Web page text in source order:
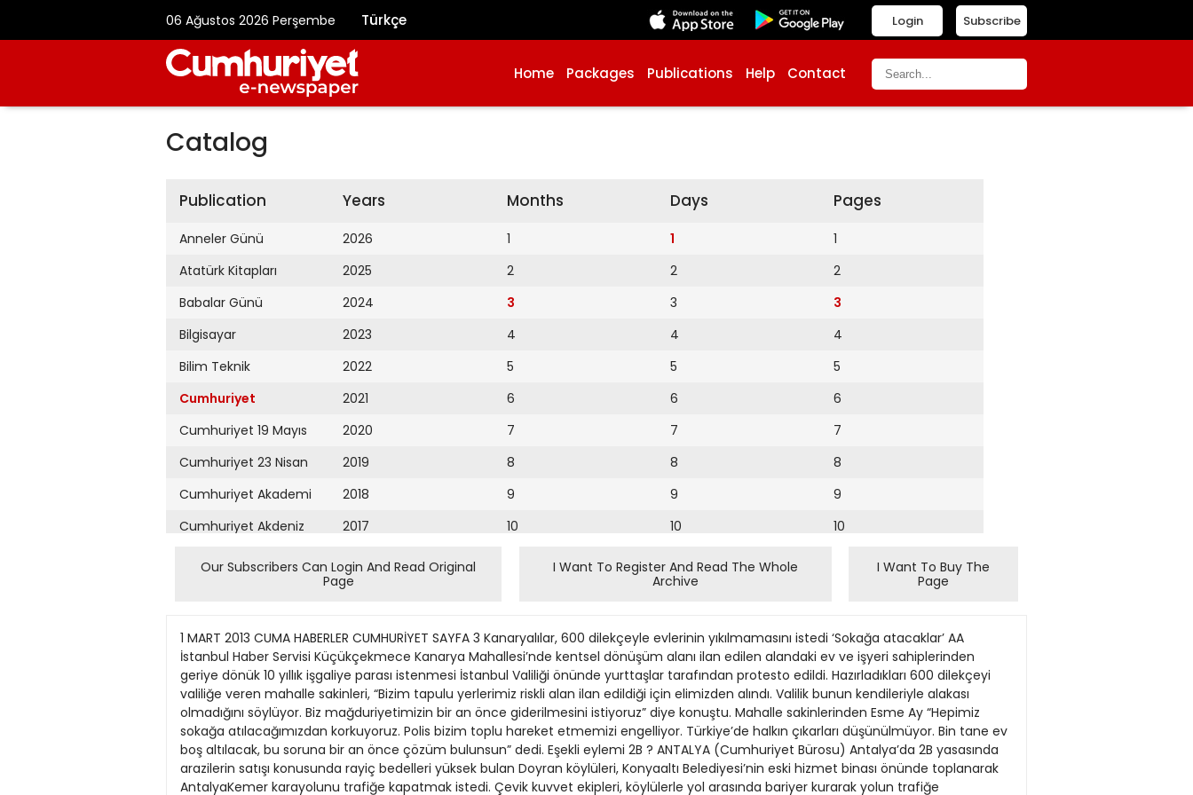
06 Ağustos 2026 Perşembe Türkçe Subscribe
Login
Home Packages Publications Help Contact
Catalog
Publication
Anneler Günü
Atatürk Kitapları
Babalar Günü
Bilgisayar
Bilim Teknik
Cumhuriyet
Cumhuriyet 19 Mayıs
Cumhuriyet 23 Nisan
Cumhuriyet Akademi
Cumhuriyet Akdeniz
Cumhuriyet Alışveriş
Cumhuriyet Ankara
Cumhuriyet Büyük
Taaruz
Cumhuriyet
Cumartesi
Cumhuriyet Çevre
Years
2026
2025
2024
2023
2022
2021
2020
2019
2018
2017
2016
2015
2013
2012
2011
2010
2009
Months
1
2
3
4
5
6
7
8
9
10
Days
1
2
3
4
5
6
7
8
9
10
11
12
14
16
17
18
Pages
1
2
3
4
5
6
7
8
9
10
14
16
17
18
Our Subscribers Can Login And Read Original
Page
I Want To Register And Read The Whole
Archive
I Want To Buy The
Page
1 MART 2013 CUMA HABERLER CUMHURİYET SAYFA 3 Kanaryalılar, 600 dilekçeyle evlerinin yıkılmamasını istedi ‘Sokağa atacaklar’ AA
İstanbul Haber Servisi Küçükçekmece Kanarya Mahallesi’nde kentsel dönüşüm alanı ilan edilen alandaki ev ve işyeri sahiplerinden
geriye dönük 10 yıllık işgaliye parası istenmesi İstanbul Valiliği önünde yurttaşlar tarafından protesto edildi. Hazırladıkları 600 dilekçeyi
valiliğe veren mahalle sakinleri, “Bizim tapulu yerlerimiz riskli alan ilan edildiği için elimizden alındı. Valilik bunun kendileriyle alakası
olmadığını söylüyor. Biz mağduriyetimizin bir an önce giderilmesini istiyoruz” diye konuştu. Mahalle sakinlerinden Esme Ay “Hepimiz
sokağa atılacağımızdan korkuyoruz. Polis bizim toplu hareket etmemizi engelliyor. Türkiye’de halkın çıkarları düşünülmüyor. Bin tane ev
boş altılacak, bu soruna bir an önce çözüm bulunsun” dedi. Eşekli eylemi 2B ? ANTALYA (Cumhuriyet Bürosu) Antalya’da 2B yasasında
arazilerin satışı konusunda rayiç bedelleri yüksek bulan Doyran köylüleri, Konyaaltı Belediyesi’nin eski hizmet binası önünde toplanarak
AntalyaKemer karayolunu trafiğe kapatmak istedi. Çevik kuvvet ekipleri, köylülerle yol arasında bariyer kurarak yolun trafiğe